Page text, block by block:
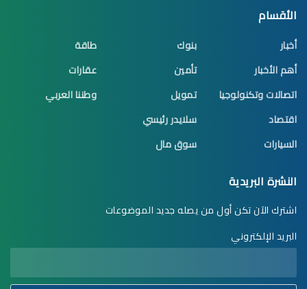
الأقسام
أخبار
أهم الأخبار
اتصالات وتكنولوجيا
اقتصاد
السيارات
بنوك
تأمين
تمويل
سلايدر رئيسي
سوق مال
طاقة
عقارات
وطننا العربي
النشرة البريدية
اشترك الآن تكن أول من يصله جديد الموضوعات
البريد الإلكتروني